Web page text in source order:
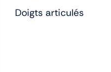
Doigts articulés